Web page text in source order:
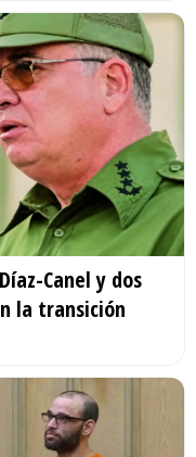
Canel y dos
la transición